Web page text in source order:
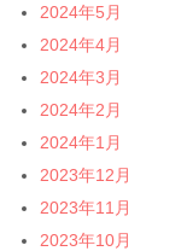
2024年5月
2024年4月
2024年3月
2024年2月
2024年1月
2023年12月
2023年11月
2023年10月